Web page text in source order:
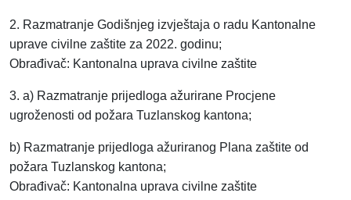
2. Razmatranje Godišnjeg izvještaja o radu Kantonalne
uprave civilne zaštite za 2022. godinu;
Obrađivač: Kantonalna uprava civilne zaštite
3. a) Razmatranje prijedloga ažurirane Procjene
ugroženosti od požara Tuzlanskog kantona;
b) Razmatranje prijedloga ažuriranog Plana zaštite od
požara Tuzlanskog kantona;
Obrađivač: Kantonalna uprava civilne zaštite